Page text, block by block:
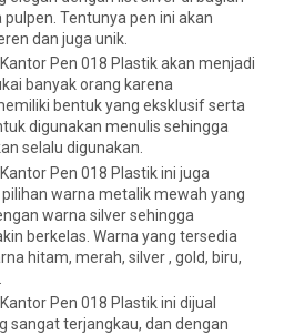
Tentunya pen ini akan
dan juga unik.
Pen 018 Plastik akan menjadi
banyak orang karena
bentuk yang eksklusif serta
digunakan menulis sehingga
selalu digunakan.
Pen 018 Plastik ini juga
warna metalik mewah yang
warna silver sehingga
berkelas. Warna yang tersedia
hitam, merah, silver , gold, biru,
Pen 018 Plastik ini dijual
sangat terjangkau, dan dengan